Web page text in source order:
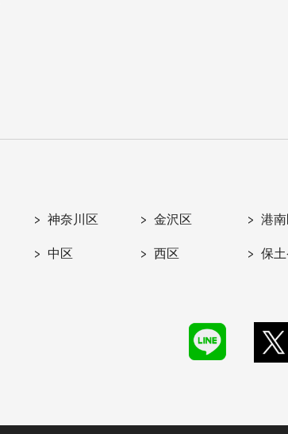
神奈川区 金沢区 港
中区 西区 保